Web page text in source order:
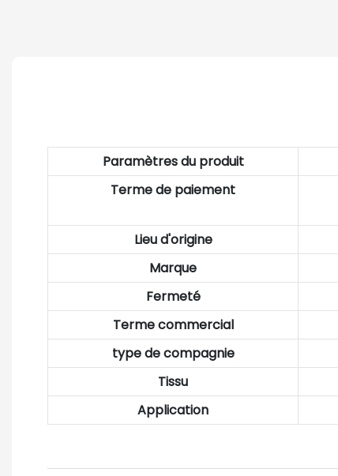
Paramètres du produit
Terme de paiement
Lieu d'origine
Marque
Fermeté
Terme commercial
type de compagnie
Tissu
Application